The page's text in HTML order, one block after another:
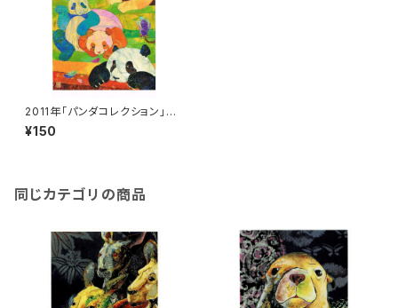
2011年「パンダコレクション」絵
はがき
¥150
同じカテゴリの商品